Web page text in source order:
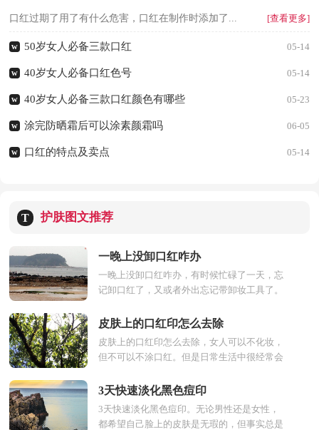
口红过期了用了有什么危害，口红在制作时添加了... [查看更多]
w 50岁女人必备三款口红 05-14
w 40岁女人必备口红色号 05-14
w 40岁女人必备三款口红颜色有哪些 05-23
w 涂完防晒霜后可以涂素颜霜吗 06-05
w 口红的特点及卖点 05-14
T 护肤图文推荐
一晚上没卸口红咋办
一晚上没卸口红咋办，有时候忙碌了一天，忘
记卸口红了，又或者外出忘记带卸妆工具了。
呢，下面了解一下一晚...
皮肤上的口红印怎么去除
皮肤上的口红印怎么去除，女人可以不化妆，
但不可以不涂口红。但是日常生活中很经常会
的困扰，下面一起了...
3天快速淡化黑色痘印
3天快速淡化黑色痘印。无论男性还是女性，
都希望自己脸上的皮肤是无瑕的，但事实总是